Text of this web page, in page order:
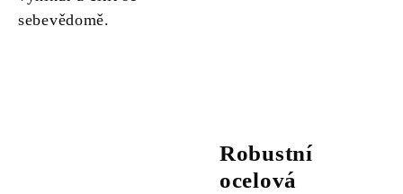
sebevědomě.
Robustní
ocelová